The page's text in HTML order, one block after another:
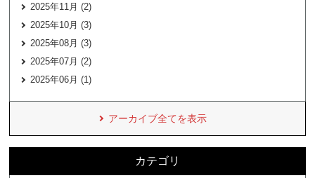
2025年11月 (2)
2025年10月 (3)
2025年08月 (3)
2025年07月 (2)
2025年06月 (1)
アーカイブ全てを表示
カテゴリ